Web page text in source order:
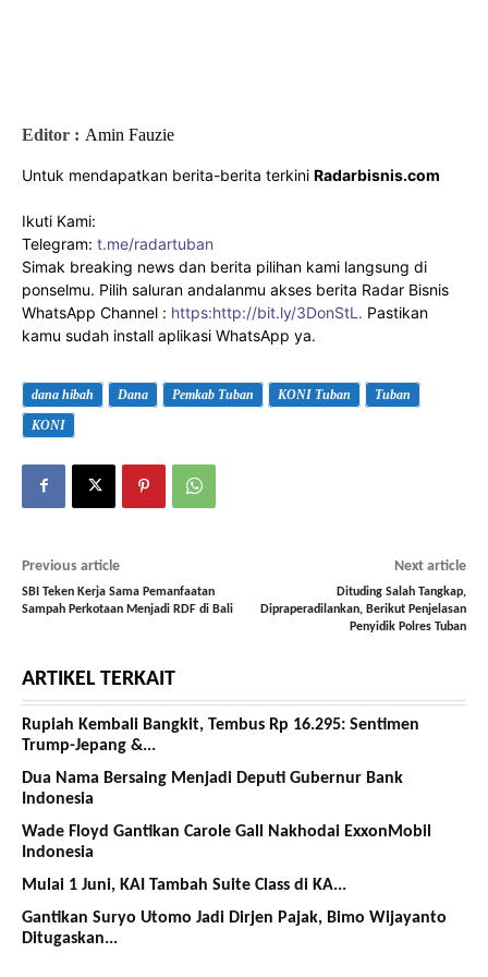
Editor : Amin Fauzie
Untuk mendapatkan berita-berita terkini Radarbisnis.com
Ikuti Kami:
Telegram: t.me/radartuban
Simak breaking news dan berita pilihan kami langsung di
ponselmu. Pilih saluran andalanmu akses berita Radar Bisnis
WhatsApp Channel : https:http://bit.ly/3DonStL. Pastikan
kamu sudah install aplikasi WhatsApp ya.
dana hibah Dana Pemkab Tuban KONI Tuban
Tuban
KONI
Previous article
SBI Teken Kerja Sama Pemanfaatan
Sampah Perkotaan Menjadi RDF di Bali
Next article
Dituding Salah Tangkap,
Dipraperadilankan, Berikut Penjelasan
Penyidik Polres Tuban
ARTIKEL TERKAIT
Rupiah Kembali Bangkit, Tembus Rp 16.295: Sentimen
Trump-Jepang &...
Dua Nama Bersaing Menjadi Deputi Gubernur Bank
Indonesia
Wade Floyd Gantikan Carole Gall Nakhodai ExxonMobil
Indonesia
Mulai 1 Juni, KAI Tambah Suite Class di KA...
Gantikan Suryo Utomo Jadi Dirjen Pajak, Bimo Wijayanto
Ditugaskan...